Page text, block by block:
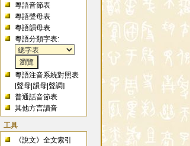
粵語音節表
粵語聲母表
粵語韻母表
粵語分類字表:
粵語注音系統對照表
[聲母 |韻母 |聲調]
普通話音節表
其他方言讀音
工具
《說文》全文索引